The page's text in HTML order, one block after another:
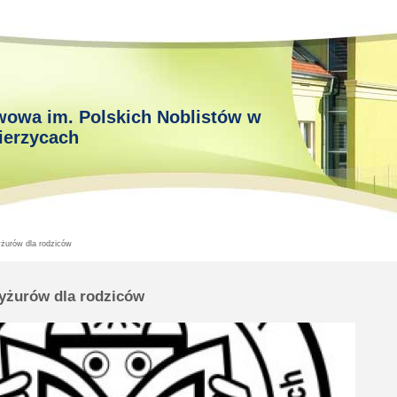
im. Polskich Noblistów w
dla rodziców
dla rodziców